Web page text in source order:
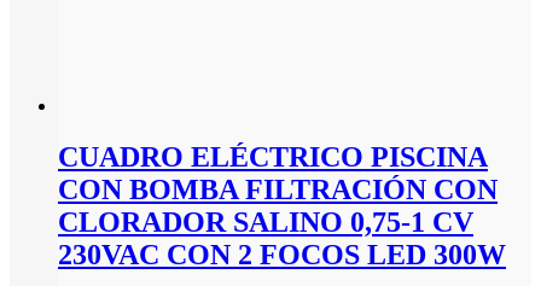
CUADRO ELÉCTRICO PISCINA
CON BOMBA FILTRACIÓN CON
CLORADOR SALINO 0,75-1 CV
230VAC CON 2 FOCOS LED 300W